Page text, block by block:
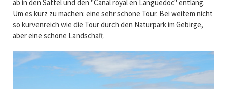
ab in den Sattel und den "Canal royal en Languedoc" entlang.
Um es kurz zu machen: eine sehr schöne Tour. Bei weitem nicht
so kurvenreich wie die Tour durch den Naturpark im Gebirge,
aber eine schöne Landschaft.